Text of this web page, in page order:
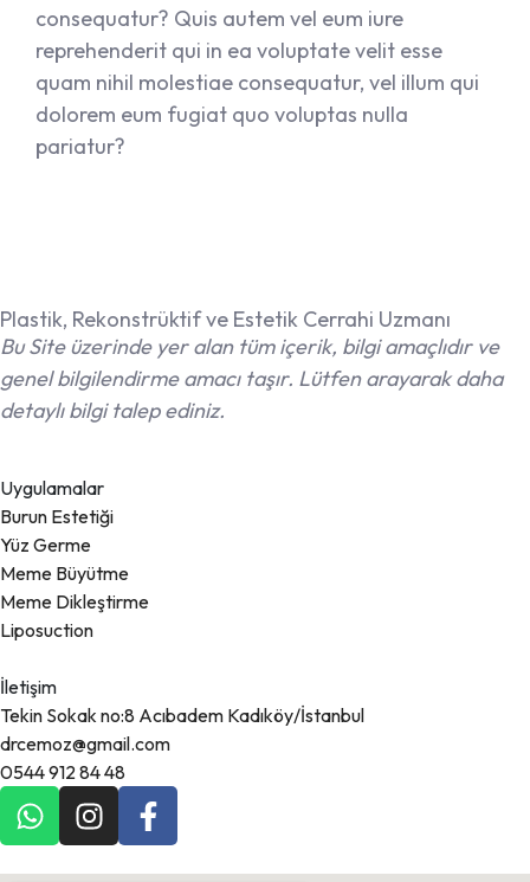
consequatur? Quis autem vel eum iure
reprehenderit qui in ea voluptate velit esse
quam nihil molestiae consequatur, vel illum qui
dolorem eum fugiat quo voluptas nulla
pariatur?
Plastik, Rekonstrüktif ve Estetik Cerrahi Uzmanı
Bu Site üzerinde yer alan tüm içerik, bilgi amaçlıdır ve
genel bilgilendirme amacı taşır. Lütfen arayarak daha
detaylı bilgi talep ediniz.
Uygulamalar
Burun Estetiği
Yüz Germe
Meme Büyütme
Meme Dikleştirme
Liposuction
İletişim
Tekin Sokak no:8 Acıbadem Kadıköy/İstanbul
drcemoz@gmail.com
0544 912 84 48